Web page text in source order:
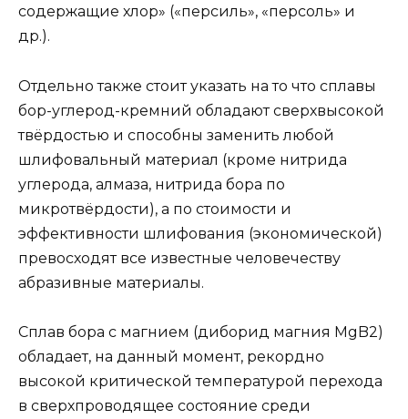
содержащие хлор» («персиль», «персоль» и
др.).
Отдельно также стоит указать на то что сплавы
бор-углерод-кремний обладают сверхвысокой
твёрдостью и способны заменить любой
шлифовальный материал (кроме нитрида
углерода, алмаза, нитрида бора по
микротвёрдости), а по стоимости и
эффективности шлифования (экономической)
превосходят все известные человечеству
абразивные материалы.
Сплав бора с магнием (диборид магния MgB2)
обладает, на данный момент, рекордно
высокой критической температурой перехода
в сверхпроводящее состояние среди